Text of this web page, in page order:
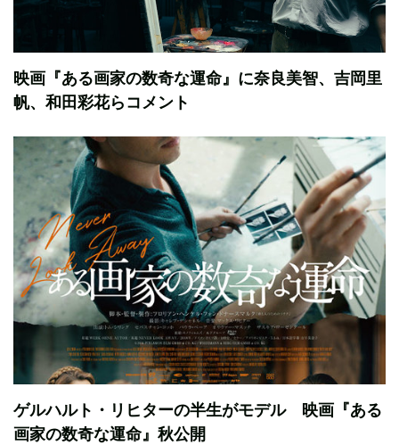
映画『ある画家の数奇な運命』に奈良美智、吉岡里
帆、和田彩花らコメント
ゲルハルト・リヒターの半生がモデル 映画『ある
画家の数奇な運命』秋公開